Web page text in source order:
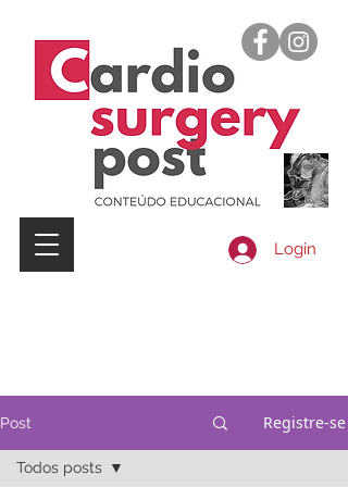
Login
Post Registre-se
Todos posts